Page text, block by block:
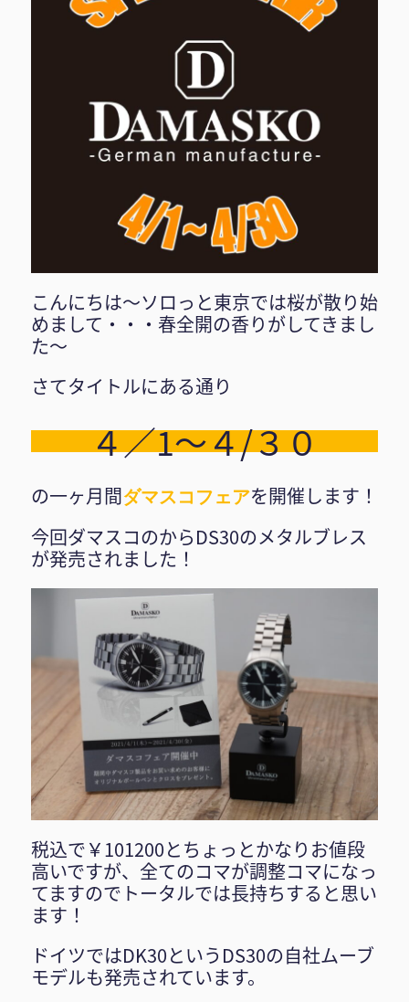
こんにちは〜ソロっと東京では桜が散り始
めまして・・・春全開の香りがしてきまし
た〜
さてタイトルにある通り
４／1〜４/３０
の一ヶ月間ダマスコフェアを開催します！
今回ダマスコのからDS30のメタルブレス
が発売されました！
税込で￥101200とちょっとかなりお値段
高いですが、全てのコマが調整コマになっ
てますのでトータルでは長持ちすると思い
ます！
ドイツではDK30というDS30の自社ムーブ
モデルも発売されています。